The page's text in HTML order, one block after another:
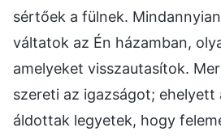
sértőek a fülnek.
váltatok az Én házamban,
amelyeket visszautasítok.
szereti az igazságot;
áldottak legyetek, hogy